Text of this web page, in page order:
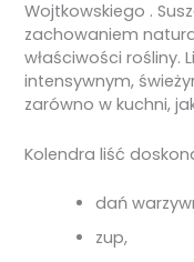
Wojtkowskiego .
zachowaniem
właściwości rośliny.
intensywnym,
zarówno w kuchni,
Kolendra liść
dań
zup,